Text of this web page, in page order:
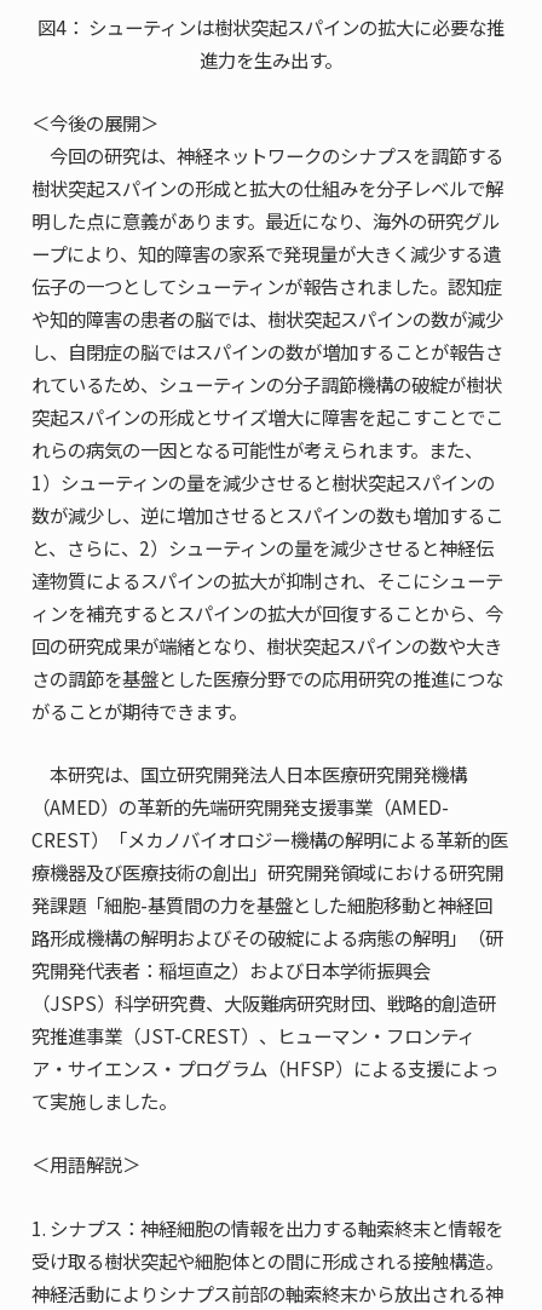
図4： シューティンは樹状突起スパインの拡大に必要な推
進力を生み出す。
＜今後の展開＞
今回の研究は、神経ネットワークのシナプスを調節する
樹状突起スパインの形成と拡大の仕組みを分子レベルで解
明した点に意義があります。最近になり、海外の研究グル
ープにより、知的障害の家系で発現量が大きく減少する遺
伝子の一つとしてシューティンが報告されました。認知症
や知的障害の患者の脳では、樹状突起スパインの数が減少
し、自閉症の脳ではスパインの数が増加することが報告さ
れているため、シューティンの分子調節機構の破綻が樹状
突起スパインの形成とサイズ増大に障害を起こすことでこ
れらの病気の一因となる可能性が考えられます。また、
1）シューティンの量を減少させると樹状突起スパインの
数が減少し、逆に増加させるとスパインの数も増加するこ
と、さらに、2）シューティンの量を減少させると神経伝
達物質によるスパインの拡大が抑制され、そこにシューテ
ィンを補充するとスパインの拡大が回復することから、今
回の研究成果が端緒となり、樹状突起スパインの数や大き
さの調節を基盤とした医療分野での応用研究の推進につな
がることが期待できます。
本研究は、国立研究開発法人日本医療研究開発機構
（AMED）の革新的先端研究開発支援事業（AMED-
CREST）「メカノバイオロジー機構の解明による革新的医
療機器及び医療技術の創出」研究開発領域における研究開
発課題「細胞-基質間の力を基盤とした細胞移動と神経回
路形成機構の解明およびその破綻による病態の解明」（研
究開発代表者：稲垣直之）および日本学術振興会
（JSPS）科学研究費、大阪難病研究財団、戦略的創造研
究推進事業（JST-CREST）、ヒューマン・フロンティ
ア・サイエンス・プログラム（HFSP）による支援によっ
て実施しました。
＜用語解説＞
1. シナプス：神経細胞の情報を出力する軸索終末と情報を
受け取る樹状突起や細胞体との間に形成される接触構造。
神経活動によりシナプス前部の軸索終末から放出される神